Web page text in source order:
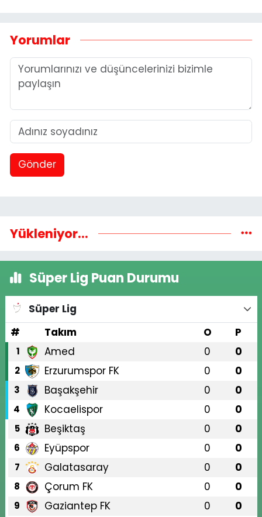
Yorumlar
Gönder
Yükleniyor...
Süper Lig Puan Durumu
Süper Lig
#
Takım O P
1 Amed 0 0
2 Erzurumspor FK 0 0
3 Başakşehir 0 0
4 Kocaelispor 0 0
5 Beşiktaş 0 0
6 Eyüpspor 0 0
7 Galatasaray 0 0
8 Çorum FK 0 0
9 Gaziantep FK 0 0